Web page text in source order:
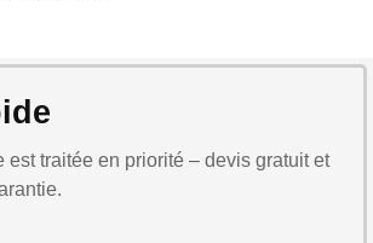
est traitée en priorité – devis gratuit et